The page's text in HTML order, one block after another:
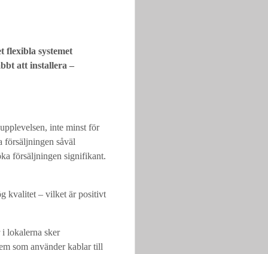
flexibla systemet
att installera –
inte minst för
försäljningen såväl
försäljningen signifikant.
kvalitet – vilket är positivt
i lokalerna sker
som använder kablar till